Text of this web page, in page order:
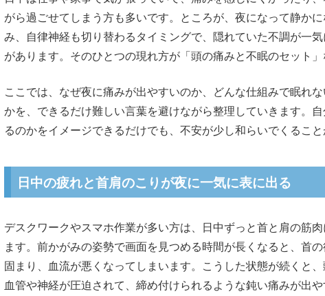
がら過ごせてしまう方も多いです。ところが、夜になって静か
み、自律神経も切り替わるタイミングで、隠れていた不調が一
があります。そのひとつの現れ方が「頭の痛みと不眠のセット」
ここでは、なぜ夜に痛みが出やすいのか、どんな仕組みで眠れ
かを、できるだけ難しい言葉を避けながら整理していきます。
るのかをイメージできるだけでも、不安が少し和らいでくること
日中の疲れと首肩のこりが夜に一気に表に出る
デスクワークやスマホ作業が多い方は、日中ずっと首と肩の筋
ます。前かがみの姿勢で画面を見つめる時間が長くなると、首
固まり、血流が悪くなってしまいます。こうした状態が続くと
血管や神経が圧迫されて、締め付けられるような鈍い痛みが出や